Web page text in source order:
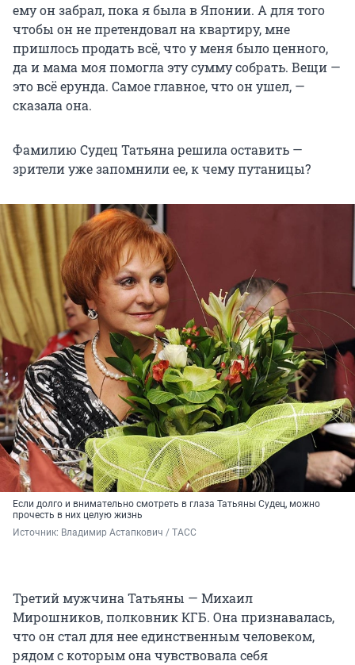
ему он забрал, пока я была в Японии. А для того
чтобы он не претендовал на квартиру, мне
пришлось продать всё, что у меня было ценного,
да и мама моя помогла эту сумму собрать. Вещи —
это всё ерунда. Самое главное, что он ушел, —
сказала она.
Фамилию Судец Татьяна решила оставить —
зрители уже запомнили ее, к чему путаницы?
Если долго и внимательно смотреть в глаза Татьяны Судец, можно
прочесть в них целую жизнь
Источник: Владимир Астапкович / ТАСС
Третий мужчина Татьяны — Михаил
Мирошников, полковник КГБ. Она признавалась,
что он стал для нее единственным человеком,
рядом с которым она чувствовала себя